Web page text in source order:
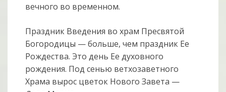
вечного во временном.
Праздник Введения во храм Пресвятой
Богородицы — больше, чем праздник Ее
Рождества. Это день Ее духовного
рождения. Под сенью ветхозаветного
Храма вырос цветок Нового Завета —